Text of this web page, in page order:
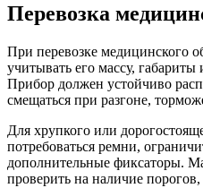
Перевозка
При перевозке медицинского
учитывать его массу, габариты
Прибор должен устойчиво
смещаться при разгоне,
Для хрупкого или
потребоваться ремни,
дополнительные фиксаторы.
проверить на наличие